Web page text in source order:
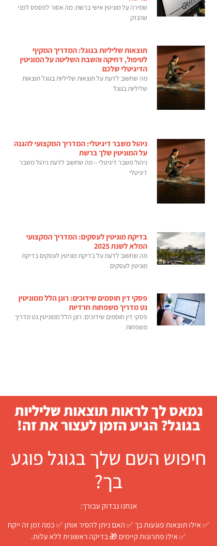
שמירה על מוניטין אישי ברשת: מה אסור לפספס לפני
שהנזק
תוצאות שליליות בגוגל: המדריך המקיף
לטיפול, דחיקה והשבת השליטה על המוניטין
הדיגיטלי שלכם
מה שחשוב לדעת על תוצאות שליליות בגוגל תוצאות
שליליות בגוגל
ניהול משבר דיגיטלי: המדריך המקצועי להגנה
על המוניטין שלך ברשת
ניהול משבר דיגיטלי – מה שחשוב לדעת ניהול משבר
דיגיטלי
בדיקת מוניטין לעסקים: המדריך המקצועי
המלא לשנת 2025
מה שחשוב לדעת על בדיקת מוניטין לעסקים בדיקת
מוניטין לעסקים
פסקי דין חוסמים שידוכים: רונן הלל ממוניטין
נט מדריך משפחות חרדיות
פסקי דין חוסמים שידוכים: רונן הלל ממוניטין נט מדריך
משפחות
נמאס לך לראות תוצאות שליליות
בגוגל? הגיע הזמן לעצור את זה!
חיפוש השם שלך בגוגל פוגע
בך?
אנחנו נבדוק עבורך:
✅ אילו תוצאות פוגעות בך ✅ האם ניתן להסיר אותן ✅ כמה זמן זה ייקח
✅ אילו פתרונות קיימים 🎁 בדיקה ראשונית ללא עלות.